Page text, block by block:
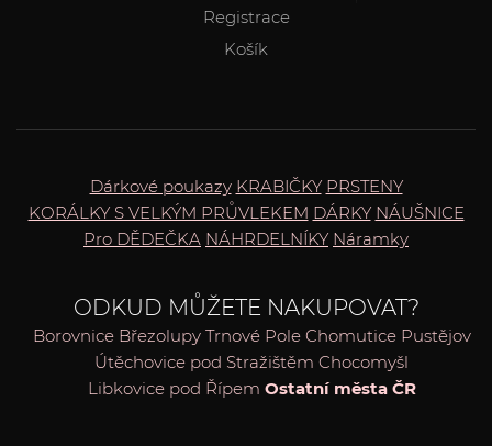
Registrace
Košík
Dárkové poukazy KRABIČKY PRSTENY
KORÁLKY S VELKÝM PRŮVLEKEM DÁRKY NÁUŠNICE
Pro DĚDEČKA NÁHRDELNÍKY Náramky
ODKUD MŮŽETE NAKUPOVAT?
Borovnice Březolupy Trnové Pole Chomutice Pustějov
Útěchovice pod Stražištěm Chocomyšl
Libkovice pod Řípem Ostatní města ČR